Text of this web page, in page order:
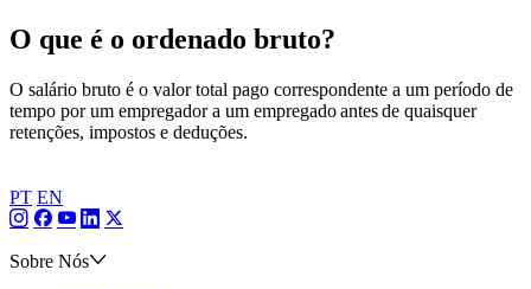
O que é o ordenado bruto?
O salário bruto é o valor total pago correspondente a um período de
tempo por um empregador a um empregado antes de quaisquer
retenções, impostos e deduções.
PT EN
Sobre Nós